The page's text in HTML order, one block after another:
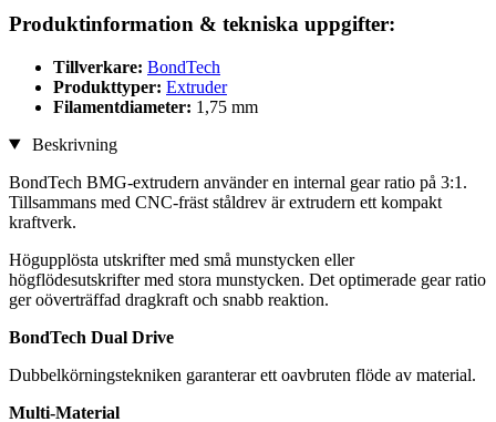
Produktinformation & tekniska uppgifter:
Tillverkare: BondTech
Produkttyper: Extruder
Filamentdiameter: 1,75 mm
Beskrivning
BondTech BMG-extrudern använder en internal gear ratio på 3:1.
Tillsammans med CNC-fräst ståldrev är extrudern ett kompakt
kraftverk.
Högupplösta utskrifter med små munstycken eller
högflödesutskrifter med stora munstycken. Det optimerade gear ratio
ger oöverträffad dragkraft och snabb reaktion.
BondTech Dual Drive
Dubbelkörningstekniken garanterar ett oavbruten flöde av material.
Multi-Material